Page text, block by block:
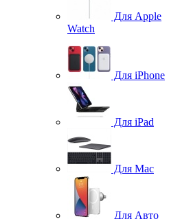
Для Apple
Watch
Для iPhone
Для iPad
Для Mac
Для Авто